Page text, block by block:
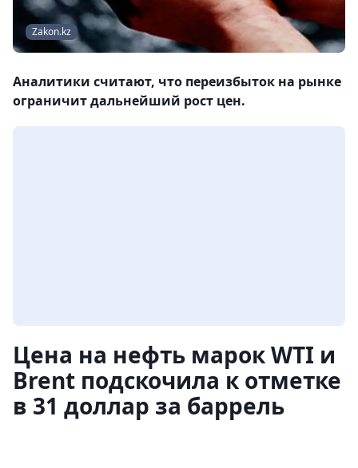
Zakon.kz
Аналитики считают, что переизбыток на рынке
ограничит дальнейший рост цен.
Цена на нефть марок WTI и
Brent подскочила к отметке
в 31 доллар за баррель